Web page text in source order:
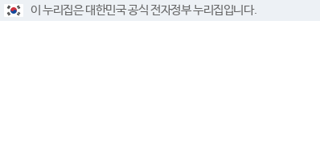
이 누리집은 대한민국 공식 전자정부 누리집입니다.